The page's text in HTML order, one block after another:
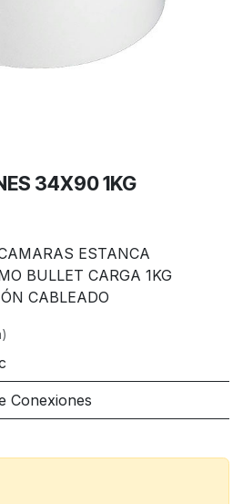
34X90 1KG
ESTANCA
BULLET CARGA 1KG
CABLEADO
Conexiones